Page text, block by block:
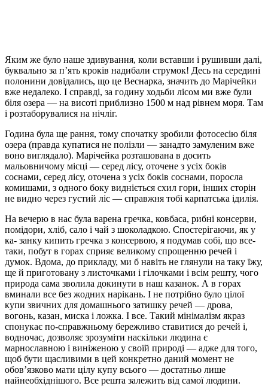
Яким же було наше здивування, коли вставши і рушивши далі,
буквально за п’ять кроків надибали струмок! Десь на середині
полонини довідались, що це Веснарка, значить до Марічейки
вже недалеко. І справді, за годину ходьби лісом ми вже були
біля озера — на висоті приблизно 1500 м над рівнем моря. Там
і розтаборувалися на нічліг.
Година була ще рання, тому спочатку зробили фотосесію біля
озера (правда купатися не полізли — занадто замуленим вже
воно виглядало). Марічейка розташована в досить
мальовничому місці — серед лісу, оточене з усіх боків
соснами, серед лісу, оточена з усіх боків соснами, поросла
комишами, з одного боку видніється схил гори, інших сторін
не видно через густий ліс — справжня тобі карпатська ідилія.
На вечерю в нас була варена гречка, ковбаса, рибні консерви,
помідори, хліб, сало і чай з шоколадкою. Спостерігаючи, як у
ка- занку кипить гречка з консервою, я подумав собі, що все-
таки, побут в горах сприяє великому спрощенню речей і
думок. Вдома, до прикладу, ми б навіть не глянули на таку їжу,
ще й приготовану з листочками і гілочками і всім решту, чого
природа сама зволила докинути в наш казанок. А в горах
вминали все без жодних нарікань. І не потрібно було цілої
купи звичних для домашнього затишку речей — дрова,
вогонь, казан, миска і ложка. І все. Такий мінімалізм якраз
спонукає по-справжньому бережливо ставитися до речей і,
водночас, дозволяє зрозуміти наскільки людина є
марнославною і виніженою у своїй природі — адже для того,
щоб бути щасливими в цей конкретно даний момент не
обов’язково мати цілу купу всього — достатньо лише
найнеобхіднішого. Все решта залежить від самої людини.